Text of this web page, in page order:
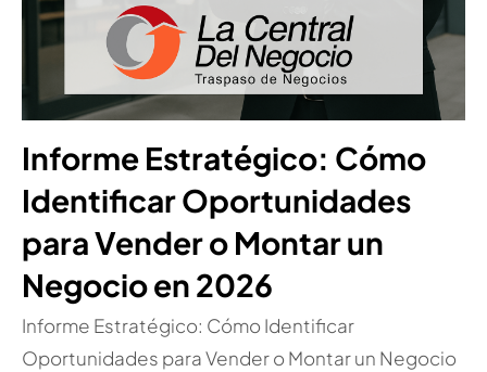
Informe Estratégico: Cómo
Identificar Oportunidades
para Vender o Montar un
Negocio en 2026
Informe Estratégico: Cómo Identificar
Oportunidades para Vender o Montar un Negocio